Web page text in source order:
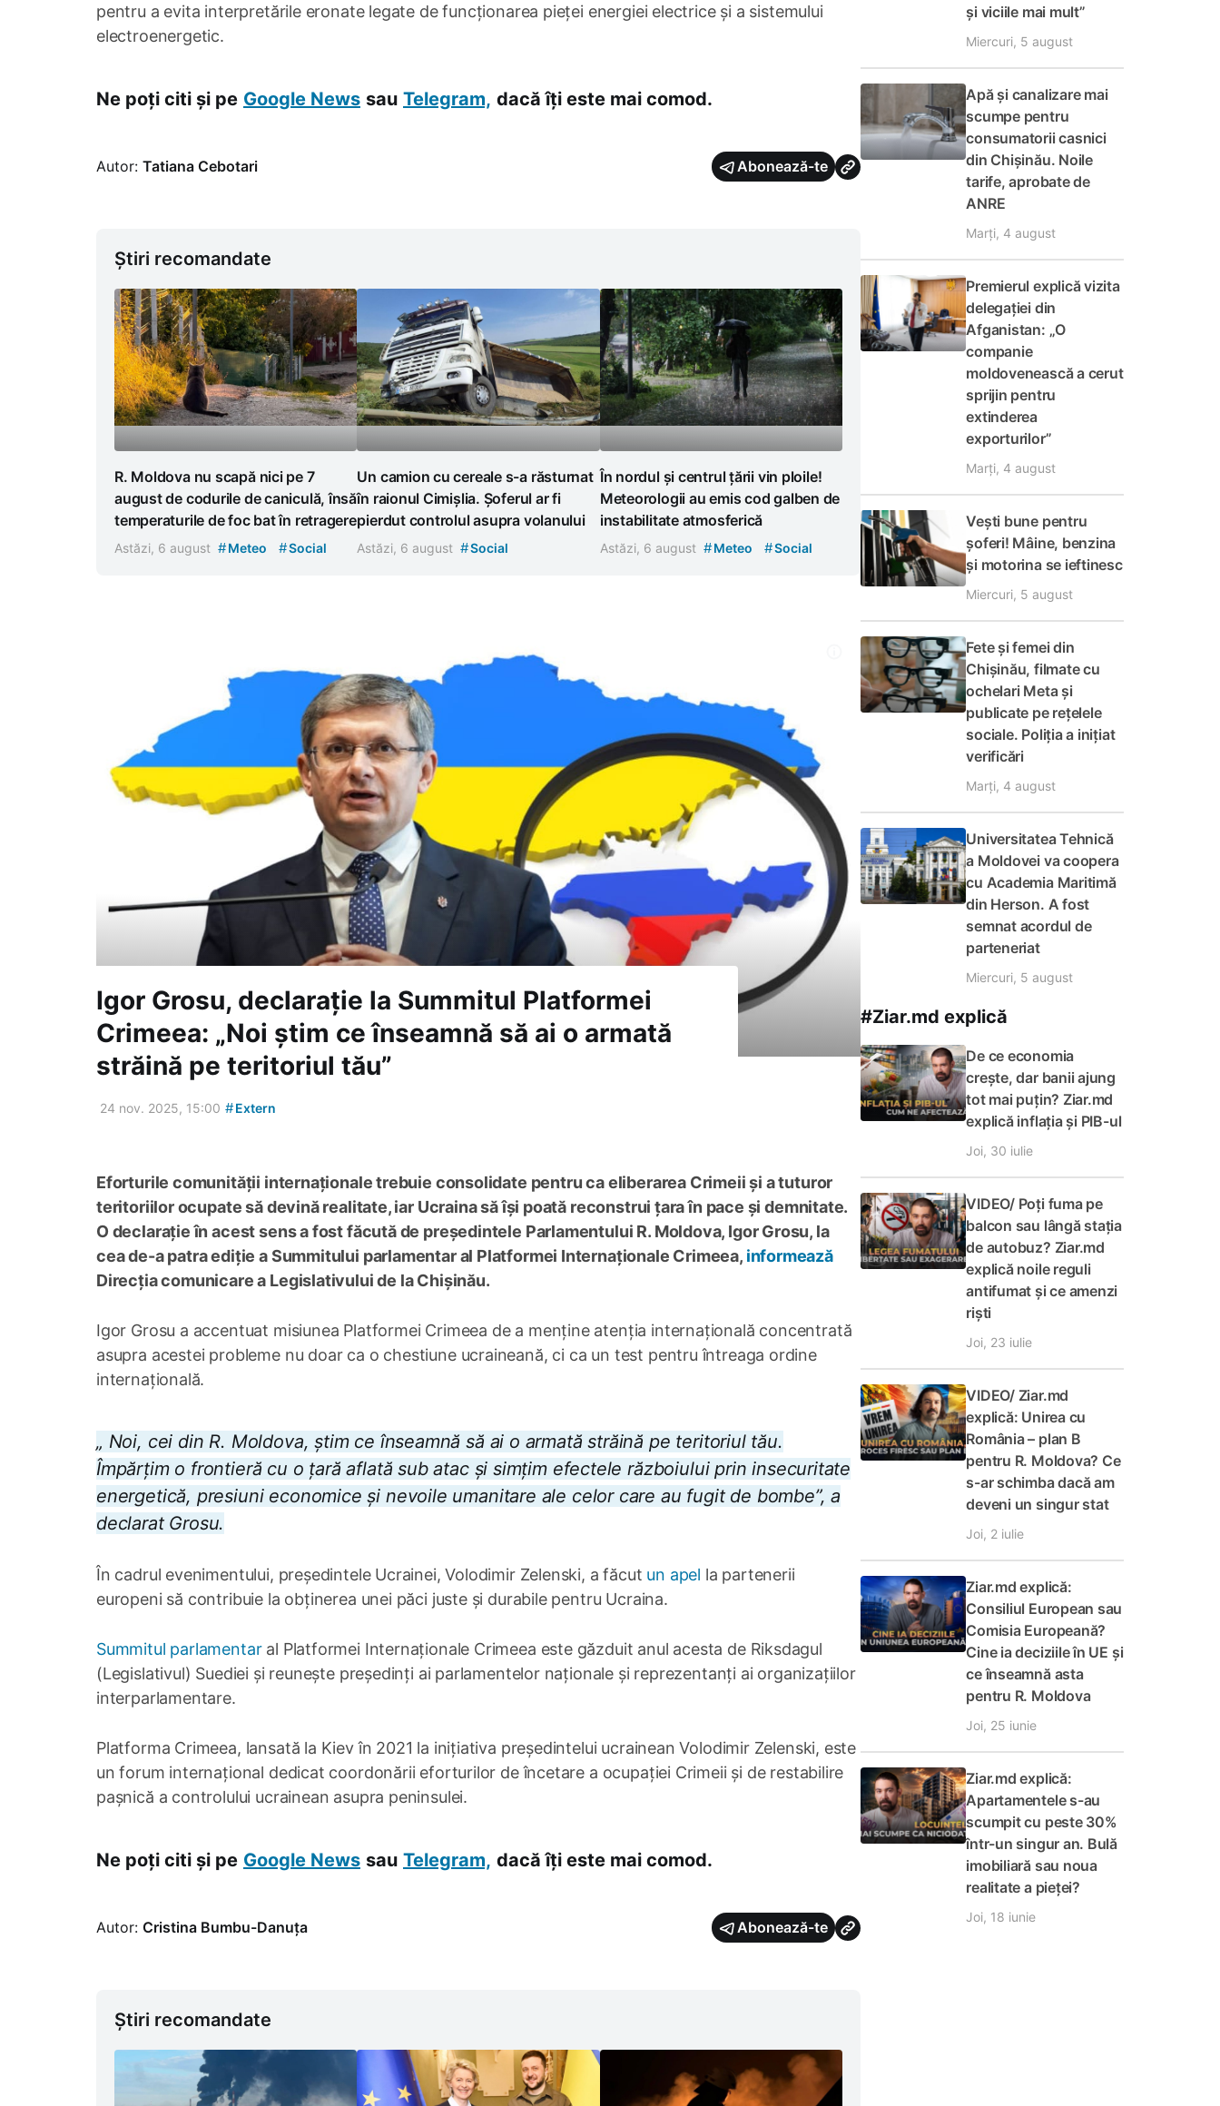
pentru a evita interpretările eronate legate de funcționarea pieței energiei electrice și a sistemului
electroenergetic.
Ne poți citi și pe Google News sau Telegram, dacă îți este mai comod.
Autor: Tatiana Cebotari Abonează-te
Știri recomandate
R. Moldova nu scapă nici pe 7
august de codurile de caniculă, însă
temperaturile de foc bat în retragere
Astăzi, 6 august #Meteo #Social
Un camion cu cereale s-a răsturnat
în raionul Cimișlia. Șoferul ar fi
pierdut controlul asupra volanului
Astăzi, 6 august #Social
În nordul și centrul țării vin ploile!
Meteorologii au emis cod galben de
instabilitate atmosferică
Astăzi, 6 august #Meteo #Social
Igor Grosu, declarație la Summitul Platformei
Crimeea: „Noi știm ce înseamnă să ai o armată
străină pe teritoriul tău”
24 nov. 2025, 15:00 #Extern
Eforturile comunității internaționale trebuie consolidate pentru ca eliberarea Crimeii și a tuturor
teritoriilor ocupate să devină realitate, iar Ucraina să își poată reconstrui țara în pace și demnitate.
O declarație în acest sens a fost făcută de președintele Parlamentului R. Moldova, Igor Grosu, la
cea de-a patra ediție a Summitului parlamentar al Platformei Internaționale Crimeea, informează
Direcția comunicare a Legislativului de la Chișinău.
Igor Grosu a accentuat misiunea Platformei Crimeea de a menține atenția internațională concentrată
asupra acestei probleme nu doar ca o chestiune ucraineană, ci ca un test pentru întreaga ordine
internațională.
„ Noi, cei din R. Moldova, știm ce înseamnă să ai o armată străină pe teritoriul tău.
Împărțim o frontieră cu o țară aflată sub atac și simțim efectele războiului prin insecuritate
energetică, presiuni economice și nevoile umanitare ale celor care au fugit de bombe”, a
declarat Grosu.
În cadrul evenimentului, președintele Ucrainei, Volodimir Zelenski, a făcut un apel la partenerii
europeni să contribuie la obținerea unei păci juste și durabile pentru Ucraina.
Summitul parlamentaral Platformei Internaționale Crimeea este găzduit anul acesta de Riksdagul
(Legislativul) Suediei și reunește președinți ai parlamentelor naționale și reprezentanți ai organizațiilor
interparlamentare.
Platforma Crimeea, lansată la Kiev în 2021 la inițiativa președintelui ucrainean Volodimir Zelenski, este
un forum internațional dedicat coordonării eforturilor de încetare a ocupației Crimeii și de restabilire
pașnică a controlului ucrainean asupra peninsulei.
Ne poți citi și pe Google News sau Telegram, dacă îți este mai comod.
Autor: Cristina Bumbu-Danuța Abonează-te
Știri recomandate
și viciile mai mult”
Miercuri, 5 august
Apă și canalizare mai
scumpe pentru
consumatorii casnici
din Chișinău. Noile
tarife, aprobate de
ANRE
Marți, 4 august
Premierul explică vizita
delegației din
Afganistan: „O
companie
moldovenească a cerut
sprijin pentru
extinderea
exporturilor”
Marți, 4 august
Vești bune pentru
șoferi! Mâine, benzina
și motorina se ieftinesc
Miercuri, 5 august
Fete și femei din
Chișinău, filmate cu
ochelari Meta și
publicate pe rețelele
sociale. Poliția a inițiat
verificări
Marți, 4 august
Universitatea Tehnică
a Moldovei va coopera
cu Academia Maritimă
din Herson. A fost
semnat acordul de
parteneriat
Miercuri, 5 august
#Ziar.md explică
De ce economia
crește, dar banii ajung
tot mai puțin? Ziar.md
explică inflația și PIB-ul
Joi, 30 iulie
VIDEO/ Poți fuma pe
balcon sau lângă stația
de autobuz? Ziar.md
explică noile reguli
antifumat și ce amenzi
riști
Joi, 23 iulie
VIDEO/ Ziar.md
explică: Unirea cu
România – plan B
pentru R. Moldova? Ce
s-ar schimba dacă am
deveni un singur stat
Joi, 2 iulie
Ziar.md explică:
Consiliul European sau
Comisia Europeană?
Cine ia deciziile în UE și
ce înseamnă asta
pentru R. Moldova
Joi, 25 iunie
Ziar.md explică:
Apartamentele s-au
scumpit cu peste 30%
într-un singur an. Bulă
imobiliară sau noua
realitate a pieței?
Joi, 18 iunie